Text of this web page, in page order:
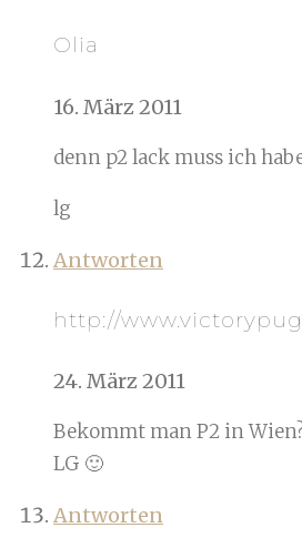
Olia
16. März 2011
denn p2 lack muss ich
lg
Antworten
http://
24. März 2011
Bekommt man P2 in
LG 🙂
Antworten